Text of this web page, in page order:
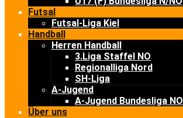
Futsal
Futsal-Liga Kiel
Handball
Herren Handball
3.Liga Staffel NO
Regionalliga Nord
SH-Liga
A-Jugend
A-Jugend Bundesliga NO
Über uns